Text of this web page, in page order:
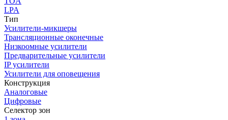
LPA
Тип
Усилители-микшеры
Трансляционные оконечные
Низкоомные усилители
Предварительные усилители
IP усилители
Усилители для оповещения
Конструкция
Аналоговые
Цифровые
Селектор зон